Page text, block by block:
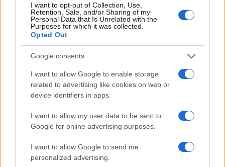
I want to opt-out of Collection, Use,
Retention, Sale, and/or Sharing of my
Personal Data that Is Unrelated with the
Purposes for which it was collected.
Opted Out
Google consents
I want to allow Google to enable storage
related to advertising like cookies on web or
device identifiers in apps.
I want to allow my user data to be sent to
Google for online advertising purposes.
I want to allow Google to send me
personalized advertising.